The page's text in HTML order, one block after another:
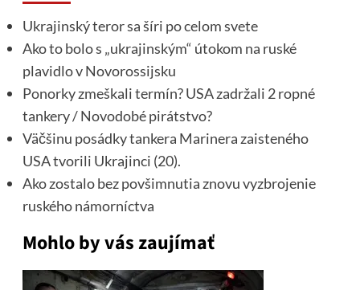
Ukrajinský teror sa šíri po celom svete
Ako to bolo s „ukrajinským“ útokom na ruské
plavidlo v Novorossijsku
Ponorky zmeškali termín? USA zadržali 2 ropné
tankery / Novodobé pirátstvo?
Väčšinu posádky tankera Marinera zaisteného
USA tvorili Ukrajinci (20).
Ako zostalo bez povšimnutia znovu vyzbrojenie
ruského námorníctva
Mohlo by vás zaujímať